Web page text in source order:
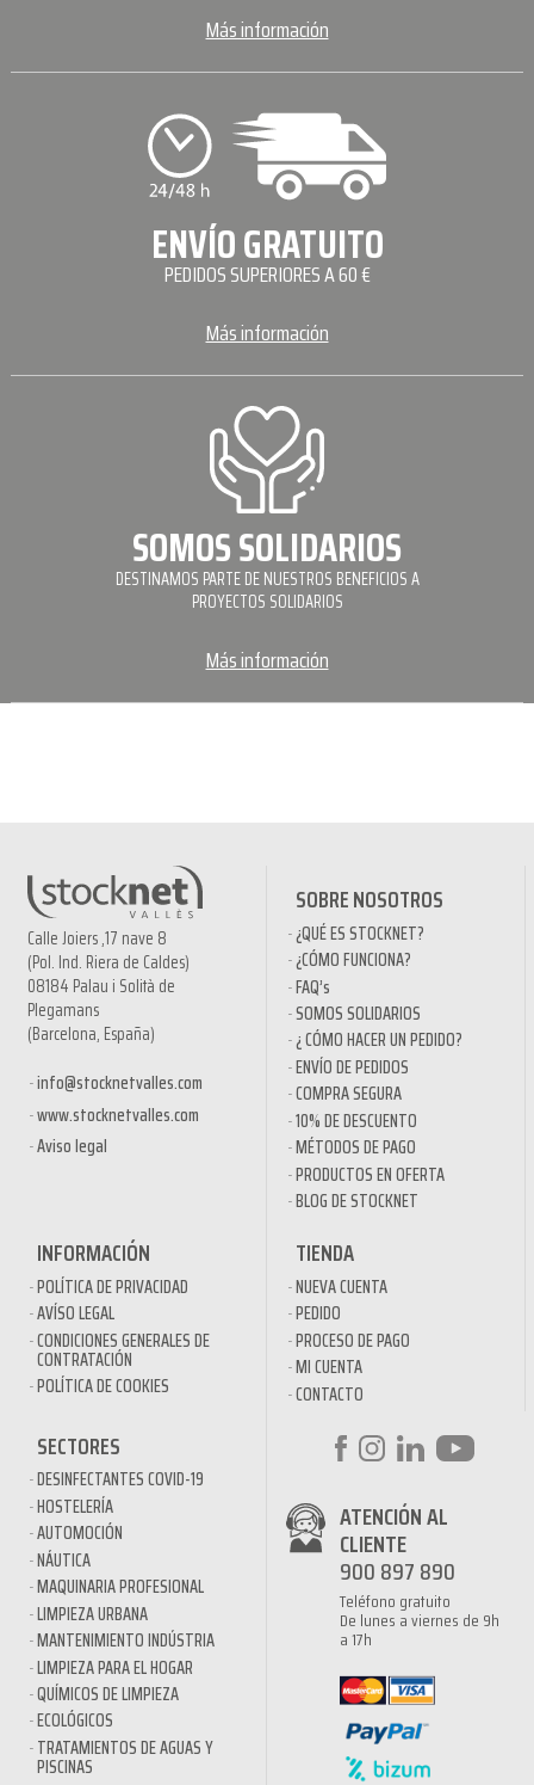
Más información
ENVÍO GRATUITO
PEDIDOS SUPERIORES A 60 €
Más información
SOMOS SOLIDARIOS
DESTINAMOS PARTE DE NUESTROS BENEFICIOS A
PROYECTOS SOLIDARIOS
Más información
Calle Joiers ,17 nave 8
(Pol. Ind. Riera de Caldes)
08184 Palau i Solità de
Plegamans
(Barcelona, España)
info@stocknetvalles.com
www.stocknetvalles.com
Aviso legal
SOBRE NOSOTROS
¿QUÉ ES STOCKNET?
¿CÓMO FUNCIONA?
FAQ’s
SOMOS SOLIDARIOS
¿ CÓMO HACER UN PEDIDO?
ENVÍO DE PEDIDOS
COMPRA SEGURA
10% DE DESCUENTO
MÉTODOS DE PAGO
PRODUCTOS EN OFERTA
BLOG DE STOCKNET
INFORMACIÓN
POLÍTICA DE PRIVACIDAD
AVÍSO LEGAL
CONDICIONES GENERALES DE
CONTRATACIÓN
POLÍTICA DE COOKIES
TIENDA
NUEVA CUENTA
PEDIDO
PROCESO DE PAGO
MI CUENTA
CONTACTO
SECTORES
DESINFECTANTES COVID-19
HOSTELERÍA
AUTOMOCIÓN
NÁUTICA
MAQUINARIA PROFESIONAL
LIMPIEZA URBANA
MANTENIMIENTO INDÚSTRIA
LIMPIEZA PARA EL HOGAR
QUÍMICOS DE LIMPIEZA
ECOLÓGICOS
TRATAMIENTOS DE AGUAS Y
PISCINAS
ATENCIÓN AL
CLIENTE
900 897 890
Teléfono gratuito
De lunes a viernes de 9h
a 17h